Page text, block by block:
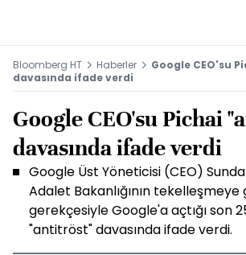
Bloomberg HT Haberler
Google CEO'su
davasında ifade verdi
Google CEO'su Pichai
davasında ifade verdi
Google Üst Yöneticisi (CEO)
Adalet Bakanlığının tekelleşmeye
gerekçesiyle Google'a açtığı son
"antitröst" davasında ifade verdi.